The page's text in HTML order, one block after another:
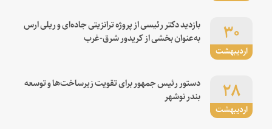
اردیبهشت
۳۰
بازدید دکتر رئیسی از پروژه ترانزیتی جاده‌ای و ریلی ارس
به‌عنوان بخشی از کریدور شرق-غرب
اردیبهشت
۲۸
دستور رئیس جمهور برای تقویت زیرساخت‌ها و توسعه
بندر نوشهر